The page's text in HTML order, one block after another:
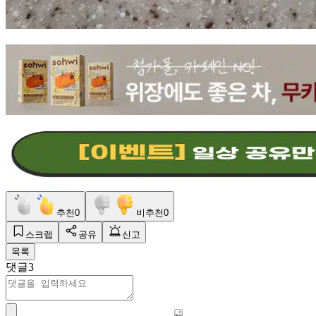
추천0 비추천0
스크랩 공유
신고
목록
댓글3